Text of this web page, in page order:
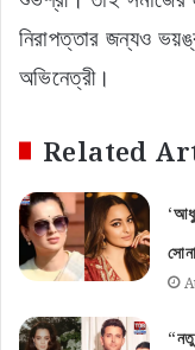
নিরাপত্তার জন্যও
অভিনেত্রী।
Related